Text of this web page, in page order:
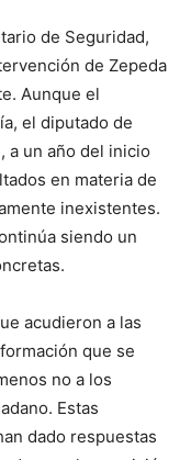
de Seguridad,
de Zepeda
Aunque el
el diputado de
a un año del inicio
en materia de
inexistentes.
siendo un
acudieron a las
que se
no a los
Estas
dado respuestas